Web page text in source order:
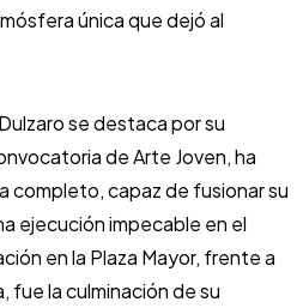
única que dejó al
se destaca por su
de Arte Joven, ha
completo, capaz de fusionar su
ejecución impecable en el
en la Plaza Mayor, frente a
fue la culminación de su